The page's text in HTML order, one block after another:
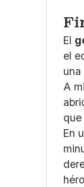
El
el
A
que
En